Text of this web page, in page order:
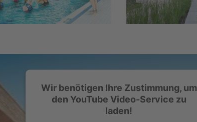
Wir benötigen Ihre Zustimmung, um
den YouTube Video-Service zu
laden!